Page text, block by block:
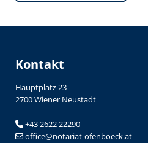
Kontakt
Hauptplatz 23
2700 Wiener Neustadt
 +43 2622 22290
 office@notariat-ofenboeck.at